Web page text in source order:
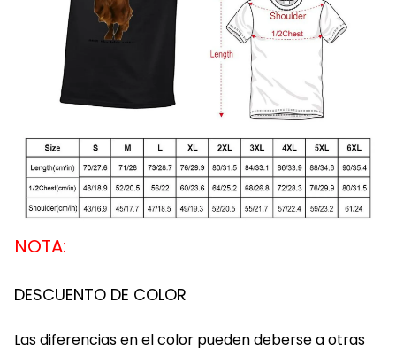
NOTA:
DESCUENTO DE COLOR
Las diferencias en el color pueden deberse a otras